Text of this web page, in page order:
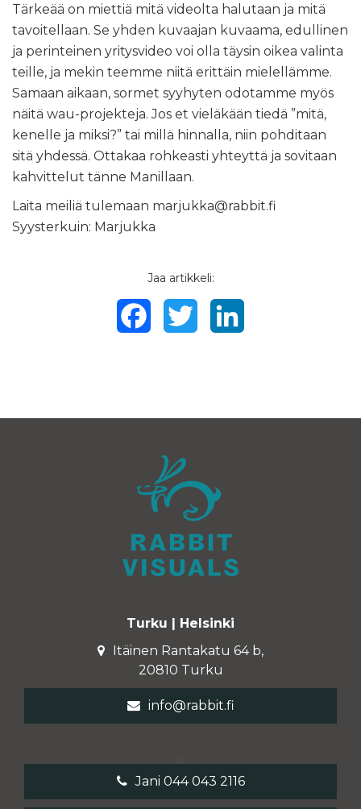
Tärkeää on miettiä mitä videolta halutaan ja mitä
tavoitellaan. Se yhden kuvaajan kuvaama, edullinen
ja perinteinen yritysvideo voi olla täysin oikea valinta
teille, ja mekin teemme niitä erittäin mielellämme.
Samaan aikaan, sormet syyhyten odotamme myös
näitä wau-projekteja. Jos et vieläkään tiedä ”mitä,
kenelle ja miksi?” tai millä hinnalla, niin pohditaan
sitä yhdessä. Ottakaa rohkeasti yhteyttä ja sovitaan
kahvittelut tänne Manillaan.
Laita meiliä tulemaan marjukka@rabbit.fi
Syysterkuin: Marjukka
Jaa artikkeli:
FacebookTwitter
Turku | Helsinki
Itäinen Rantakatu 64 b,
20810 Turku
info@rabbit.fi
Jani 044 043 2116